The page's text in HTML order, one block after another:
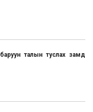
баруун талын туслах замд